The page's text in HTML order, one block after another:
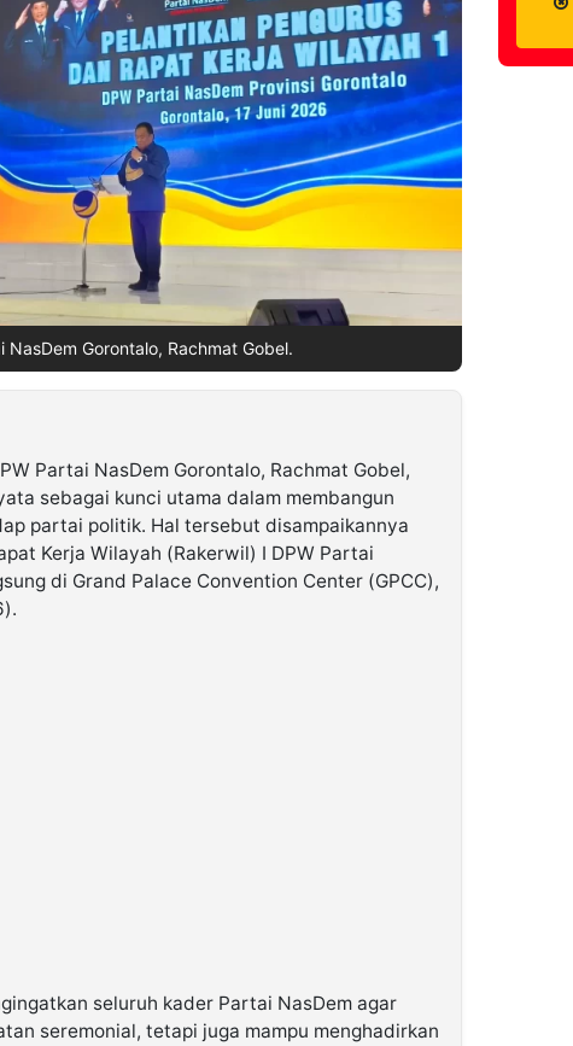
NasDem Gorontalo, Rachmat Gobel.
Partai NasDem Gorontalo, Rachmat Gobel,
sebagai kunci utama dalam membangun
partai politik. Hal tersebut disampaikannya
Kerja Wilayah (Rakerwil) I DPW Partai
di Grand Palace Convention Center (GPCC),
seluruh kader Partai NasDem agar
seremonial, tetapi juga mampu menghadirkan